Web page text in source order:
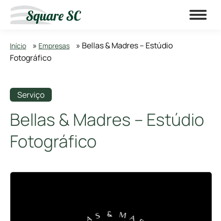
Início » Empresas » Bellas & Madres – Estúdio
Fotográfico
Serviço
Bellas & Madres – Estúdio
Fotográfico